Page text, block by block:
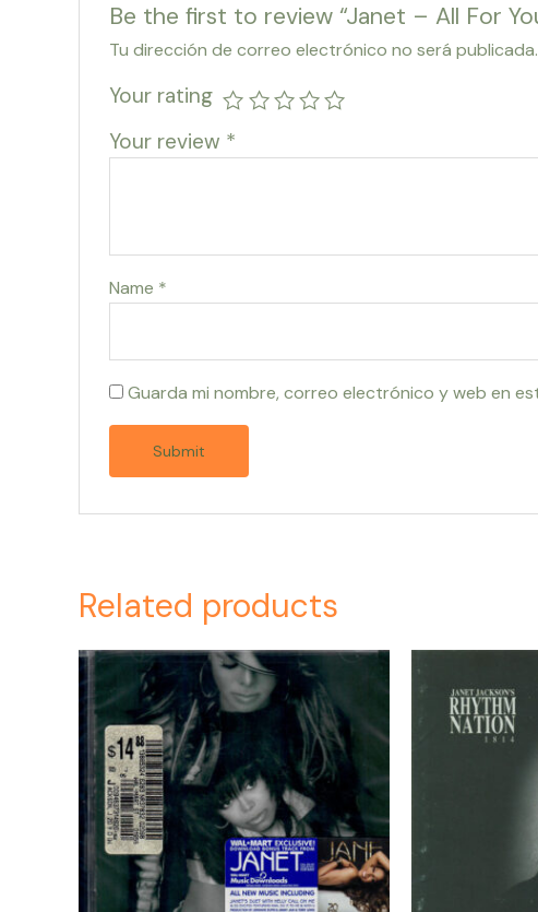
Be the first to review “Janet – All For
Tu dirección de correo electrónico no será publicada.
Your rating
Your review *
Name *
Guarda mi nombre, correo electrónico y web en
Related products